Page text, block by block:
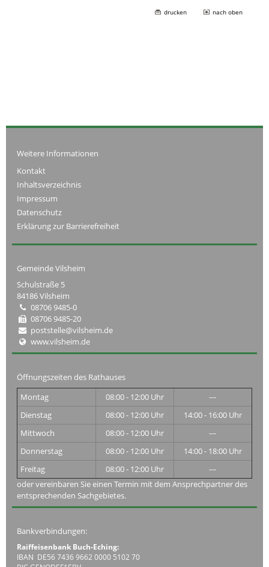
drucken nach oben
Weitere Informationen
Kontakt
Inhaltsverzeichnis
Impressum
Datenschutz
Erklärung zur Barrierefreiheit
Gemeinde Vilsheim
Schulstraße 5
84186 Vilsheim
08706 9485-0
08706 9485-20
poststelle@vilsheim.de
www.vilsheim.de
Öffnungszeiten des Rathauses
Montag
08:00 - 12:00 Uhr
---
Dienstag
08:00 - 12:00 Uhr
14:00 - 16:00 Uhr
Mittwoch
08:00 - 12:00 Uhr
---
Donnerstag
08:00 - 12:00 Uhr
14:00 - 18:00 Uhr
Freitag
08:00 - 12:00 Uhr
---
oder vereinbaren Sie einen Termin mit dem Ansprechpartner des
entsprechenden Sachgebietes.
Bankverbindungen:
Raiffeisenbank Buch-Eching:
IBAN DE56 7436 9662 0000 5102 70